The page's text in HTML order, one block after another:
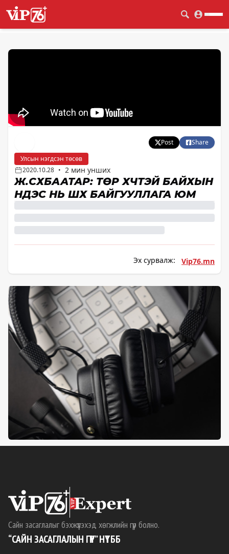
Post
Share
Улсын нэгдсэн төсөв
2020.10.28 • 2 мин унших
Ж.СҮХБААТАР: ТӨР ХҮЧТЭЙ БАЙХЫН
ҮНДЭС НЬ ШҮҮХ БАЙГУУЛЛАГА ЮМ
Эх сурвалж: Vip76.mn
Сайн засаглалыг бэхжүүлэхэд хөгжлийн гүүр болно.
“САЙН ЗАСАГЛАЛЫН ГҮҮР” НҮТББ